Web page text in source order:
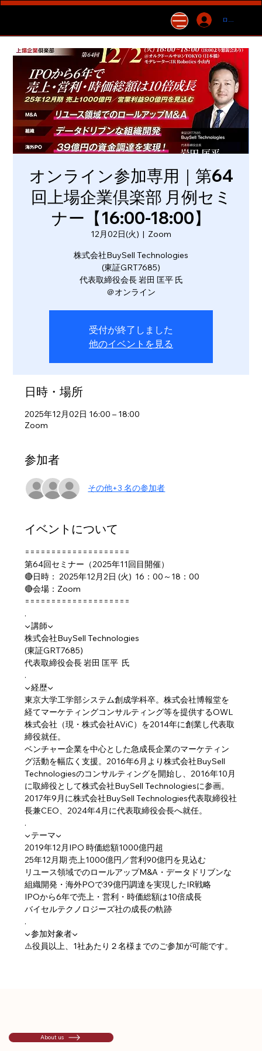
ログイン
オンライン参加専用｜第64
回上場企業倶楽部 月例セミ
ナー【16:00-18:00】
12月02日(火)
  |
Zoom
株式会社BuySell Technologies
(東証GRT7685)
代表取締役会長 岩田 匡平 氏
＠オンライン
受付が終了しました
他のイベントを見る
日時・場所
2025年12月02日 16:00 – 18:00
Zoom
参加者
その他+3 名の参加者
イベントについて
====================
第64回セミナー（2025年11回目開催）
🔴日時： 2025年12月2日 (火)  16：00～18：00
🔴会場：Zoom
====================
.
▼講師▼
株式会社BuySell Technologies
(東証GRT7685)
代表取締役会長 岩田 匡平  氏
.
▼経歴▼
東京大学工学部システム創成学科卒。株式会社博報堂を
経てマーケティングコンサルティング等を提供するOWL
株式会社（現・株式会社AViC）を2014年に創業し代表取
締役就任。
ベンチャー企業を中心とした急成長企業のマーケティン
グ活動を幅広く支援。2016年6月より株式会社BuySell
Technologiesのコンサルティングを開始し、2016年10月
に取締役として株式会社BuySell Technologiesに参画。
2017年9月に株式会社BuySell Technologies代表取締役社
長兼CEO、2024年4月に代表取締役会長へ就任。
.
▼テーマ▼
2019年12月IPO 時価総額1000億円超
25年12月期 売上1000億円／営利90億円を見込む
リユース領域でのロールアップM&A・データドリブンな
組織開発・海外POで39億円調達を実現したIR戦略
IPOから6年で売上・営利・時価総額は10倍成長
バイセルテクノロジーズ社の成長の軌跡
.
▼参加対象者▼
⚠️役員以上、1社あたり２名様までのご参加が可能です。
About us